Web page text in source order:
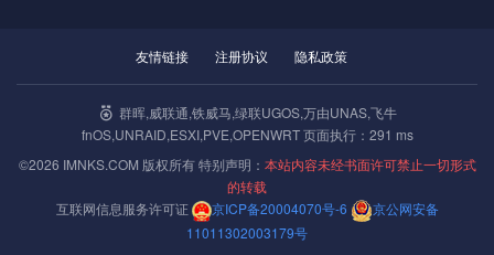
友情链接 注册协议 隐私政策
群晖,威联通,铁威马,绿联UGOS,万由UNAS,飞牛
fnOS,UNRAID,ESXI,PVE,OPENWRT 页面执行：291 ms
©2026 IMNKS.COM 版权所有 特别声明： 本站内容未经书面许可禁止一切形式
的转载
互联网信息服务许可证
京ICP备20004070号-6
京公网安备
11011302003179号